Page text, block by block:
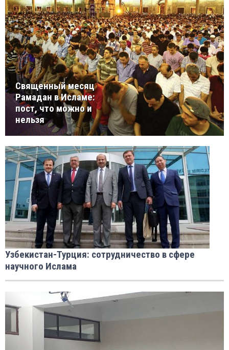
Священный месяц
Рамадан в Исламе:
пост, что можно и
нельзя
Узбекистан-Турция: сотрудничество в сфере
научного Ислама